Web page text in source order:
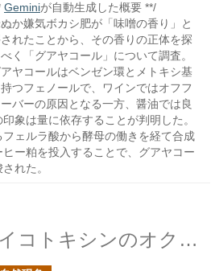
Geminiが自動生成した概要 **/
か嫌気ボカシ肥が「味噌の香り」と
れたことから、その香りの正体を探
く「グアヤコール」について調査。
ヤコールはベンゼン環とメトキシ基
つフェノールで、ワインではオフフ
ーバーの原因となる一方、醤油では良
象は量に依存することが判明した。
ェルラ酸から酵母の働きを経て合成
ー粕を投入することで、グアヤコー
れた。
コウジカビのマイコトキシンのオクラトキシン